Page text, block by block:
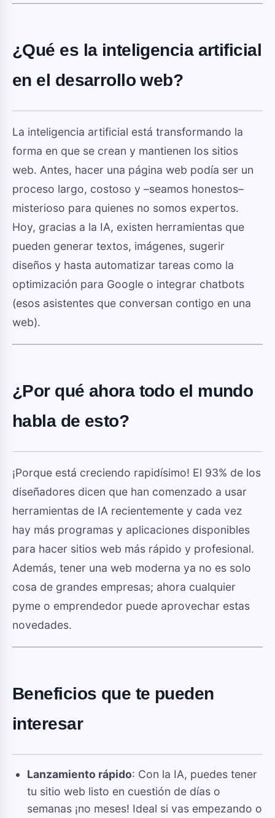
¿Qué es la inteligencia artificial
en el desarrollo web?
La inteligencia artificial está transformando la
forma en que se crean y mantienen los sitios
web. Antes, hacer una página web podía ser un
proceso largo, costoso y –seamos honestos–
misterioso para quienes no somos expertos.
Hoy, gracias a la IA, existen herramientas que
pueden generar textos, imágenes, sugerir
diseños y hasta automatizar tareas como la
optimización para Google o integrar chatbots
(esos asistentes que conversan contigo en una
web).
¿Por qué ahora todo el mundo
habla de esto?
¡Porque está creciendo rapidísimo! El 93% de los
diseñadores dicen que han comenzado a usar
herramientas de IA recientemente y cada vez
hay más programas y aplicaciones disponibles
para hacer sitios web más rápido y profesional.
Además, tener una web moderna ya no es solo
cosa de grandes empresas; ahora cualquier
pyme o emprendedor puede aprovechar estas
novedades.
Beneficios que te pueden
interesar
Lanzamiento rápido: Con la IA, puedes tener
tu sitio web listo en cuestión de días o
semanas ¡no meses! Ideal si vas empezando o